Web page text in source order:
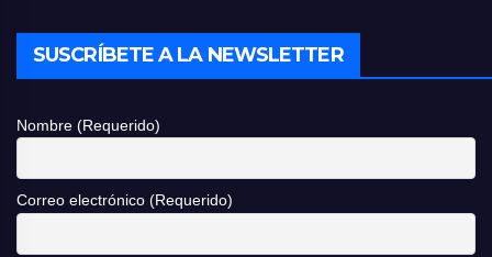
SUSCRÍBETE A LA NEWSLETTER
Nombre (Requerido)
Correo electrónico (Requerido)